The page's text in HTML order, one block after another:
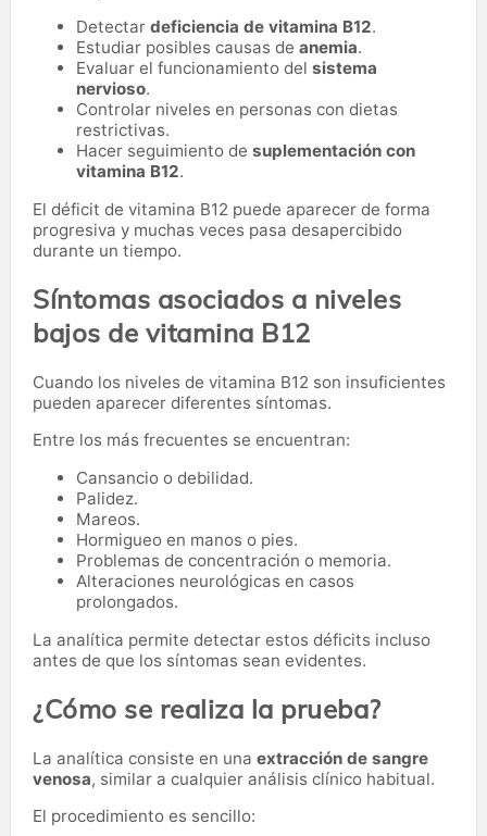
Detectar deficiencia de vitamina B12.
Estudiar posibles causas de anemia.
Evaluar el funcionamiento del sistema
nervioso.
Controlar niveles en personas con dietas
restrictivas.
Hacer seguimiento de suplementación con
vitamina B12.
El déficit de vitamina B12 puede aparecer de forma
progresiva y muchas veces pasa desapercibido
durante un tiempo.
Síntomas asociados a niveles
bajos de vitamina B12
Cuando los niveles de vitamina B12 son insuficientes
pueden aparecer diferentes síntomas.
Entre los más frecuentes se encuentran:
Cansancio o debilidad.
Palidez.
Mareos.
Hormigueo en manos o pies.
Problemas de concentración o memoria.
Alteraciones neurológicas en casos
prolongados.
La analítica permite detectar estos déficits incluso
antes de que los síntomas sean evidentes.
¿Cómo se realiza la prueba?
La analítica consiste en una extracción de sangre
venosa, similar a cualquier análisis clínico habitual.
El procedimiento es sencillo: